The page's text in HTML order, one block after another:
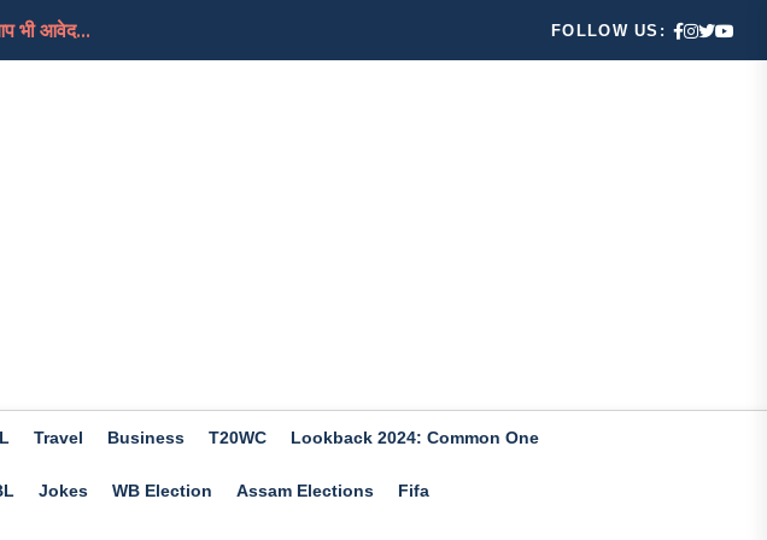
भी आवेद...
जाने क्या कह...
FOLLOW US:
Travel Business T20WC Lookback 2024: Common One
Jokes WB Election Assam Elections Fifa